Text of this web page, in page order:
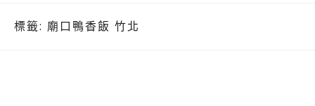
標籤: 廟口鴨香飯 竹北